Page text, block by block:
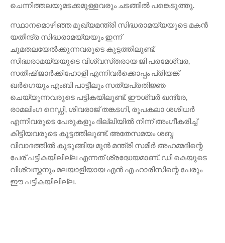
ചെന്നിത്തലയുമടക്കമുള്ളവരും ചടങ്ങിൽ പങ്കെടുത്തു.
സ്ഥാനമൊഴിഞ്ഞ മുഖ്യമന്ത്രി സിദ്ധരാമയ്യയുടെ മകൻ
യതീന്ദ്ര സിദ്ധരാമയ്യയും ഇന്ന്
ചുമതലയേൽക്കുന്നവരുടെ കൂട്ടത്തിലുണ്ട്.
സിദ്ധരാമയ്യയുടെ വിശ്വസ്‌തരായ ജി പരമേശ്വര,
സതീഷ് ജാർക്കിഹോളി എന്നിവർക്കൊപ്പം പ്രിയങ്ക്
ഖർഗെയും എംബി പാട്ടീലും സത്യപ്രതിജ്ഞ
ചെയ്യുന്നവരുടെ പട്ടികയിലുണ്ട്. ഈശ്വർ ഖന്ദ്രേ,
രാമലിംഗ റെഡ്ഡി, ശിവരാജ് തങ്കടഗി, രൂപകലാ ശശിധർ
എന്നിവരുടെ പേരുകളും ദില്ലിയിൽ നിന്ന് അംഗീകരിച്ച്
കിട്ടിയവരുടെ കൂട്ടത്തിലുണ്ട്. അതേസമയം ശബ്ദ
വിവാദത്തിൽ കുടുങ്ങിയ മുൻ മന്ത്രി സമീർ അഹമ്മദിന്റെ
പേര് പട്ടികയിലില്ല എന്നത് ശ്രദ്ധേയമാണ്. ഡി കെയുടെ
വിശ്വസ്ത‌നും മലയാളിയായ എൻ എ ഹാരിസിന്റെ പേരും
ഈ പട്ടികയിലില്ല.